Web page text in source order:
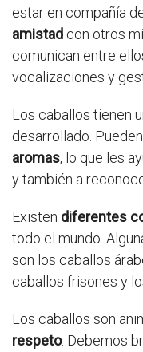
estar en compañía
amistad con otros
comunican entre
vocalizaciones y
Los caballos tienen
desarrollado.
aromas, lo que les
y también a
Existen diferentes
todo el mundo.
son los caballos
caballos frisones y
Los caballos son
respeto. Debemos